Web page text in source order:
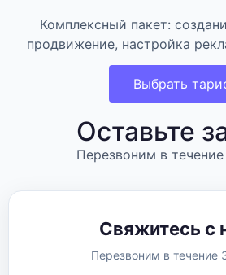
Комплексный пакет:
продвижение, настройка
Выбрать
Оставьте
Перезвоним в
Свяжитесь с
Перезвоним в течение